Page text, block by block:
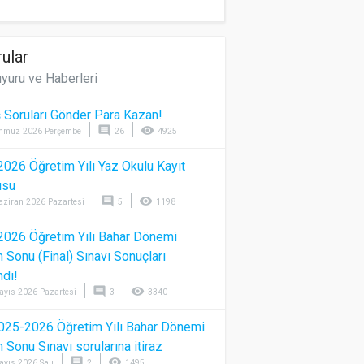
ve Haberleri
Soruları Gönder Para Kazan!
2026 Perşembe comment 26 visibility 4925
Öğretim Yılı Yaz Okulu Kayıt
2026 Pazartesi comment 5 visibility 1198
Öğretim Yılı Bahar Dönemi
Sonu (Final) Sınavı Sonuçları
2026 Pazartesi comment 3 visibility 3340
2026 Öğretim Yılı Bahar Dönemi
Sonu Sınavı sorularına itiraz